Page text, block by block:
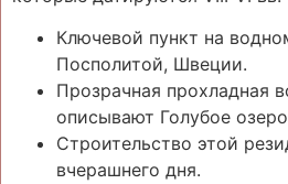
Ключевой пункт на
Посполитой, Швеции.
Прозрачная прохладная
описывают Голубое
Строительство этой
вчерашнего дня.